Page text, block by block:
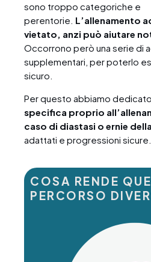
sono troppo categoriche e
perentorie. L’allenamento
vietato, anzi può aiutare
Occorrono però una serie di
supplementari, per poterlo
sicuro.
Per questo abbiamo dedicato
specifica proprio
caso di diastasi o ernie
adattati e progressioni sicure.
COSA RENDE
PERCORSO